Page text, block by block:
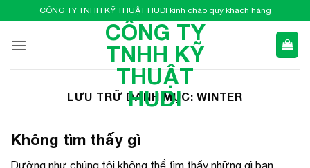
qua
nội
CÔNG TY TNHH KỸ THUẬT HUDI kính chào quý khách hàng
CÔNG TY
TNHH KỸ
THUẬT
HUDI
LƯU TRỮ DANH MỤC:WINTER
Không tìm thấy gì
Dường như chúng tôi không thể tìm thấy những gì bạn